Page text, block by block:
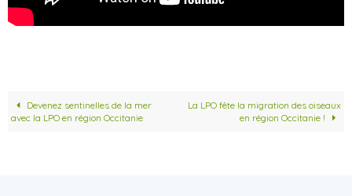
Devenez sentinelles de la mer
avec la LPO en région Occitanie
La LPO fête la migration des oiseaux
en région Occitanie !